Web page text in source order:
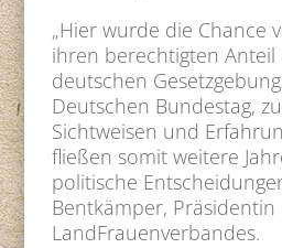
„Hier wurde die Chance
ihren berechtigten Anteil
deutschen
Deutschen Bundestag,
Sichtweisen und
fließen somit weitere
politische
Bentkämper, Präsidentin
LandFrauenverbandes.